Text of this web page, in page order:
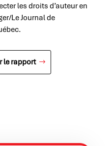
les droits d’auteur en
Le Journal de
le rapport